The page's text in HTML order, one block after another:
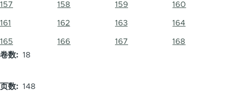
157 158 159 160
161 162 163 164
165 166 167
168
卷数
18
页数 148